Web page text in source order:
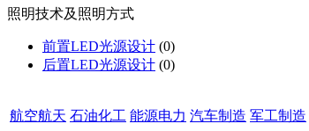
照明技术及照明方式
前置LED光源设计 (0)
后置LED光源设计 (0)
航空航天 石油化工 能源电力 汽车制造 军工制造